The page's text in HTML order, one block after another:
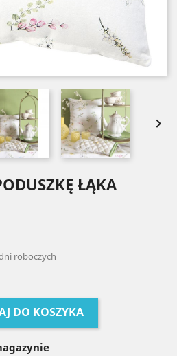

ŁĄKA
roboczych
DO KOSZYKA